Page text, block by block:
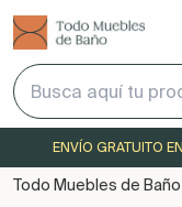
ENVÍO GRATUITO
Todo Muebles de Baño